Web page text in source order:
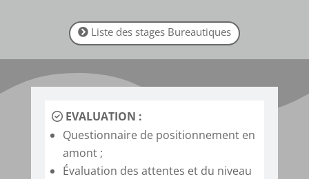
Liste des stages Bureautiques
EVALUATION :
Questionnaire de positionnement en
amont ;
Évaluation des attentes et du niveau